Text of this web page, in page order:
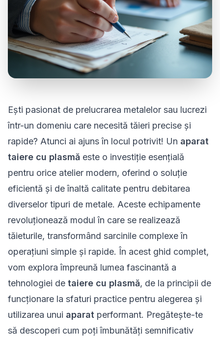
Ești pasionat de prelucrarea metalelor sau lucrezi
într-un domeniu care necesită tăieri precise și
rapide? Atunci ai ajuns în locul potrivit! Un aparat
taiere cu plasmă este o investiție esențială
pentru orice atelier modern, oferind o soluție
eficientă și de înaltă calitate pentru debitarea
diverselor tipuri de metale. Aceste echipamente
revoluționează modul în care se realizează
tăieturile, transformând sarcinile complexe în
operațiuni simple și rapide. În acest ghid complet,
vom explora împreună lumea fascinantă a
tehnologiei de taiere cu plasmă, de la principii de
funcționare la sfaturi practice pentru alegerea și
utilizarea unui aparat performant. Pregătește-te
să descoperi cum poți îmbunătăți semnificativ